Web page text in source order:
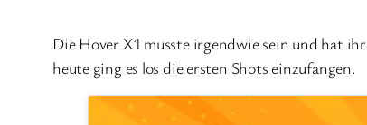
Die Hover X1 musste irgendwie sein und hat
heute ging es los die ersten Shots einzufangen.